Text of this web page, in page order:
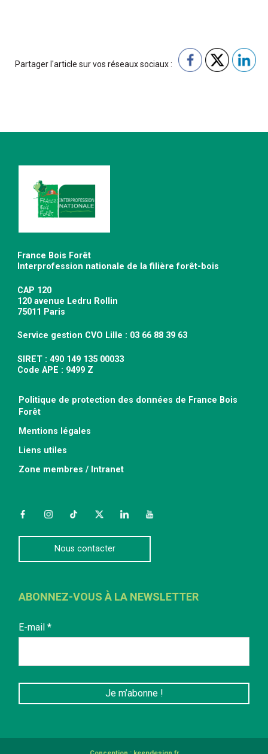
Partager l'article sur vos réseaux sociaux :
France Bois Forêt
Interprofession nationale de la filière forêt-bois
CAP 120
120 avenue Ledru Rollin
75011 Paris
Service gestion CVO Lille : 03 66 88 39 63
SIRET : 490 149 135 00033
Code APE : 9499 Z
Politique de protection des données de France Bois
Forêt
Mentions légales
Liens utiles
Zone membres / Intranet
FacebookInstagramTikTokTwitterLinkedInYouTube
Nous contacter
ABONNEZ-VOUS À LA NEWSLETTER
E-mail *